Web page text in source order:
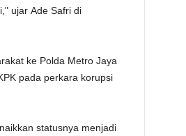
ujar Ade Safri di
ke Polda Metro Jaya
pada perkara korupsi
statusnya menjadi